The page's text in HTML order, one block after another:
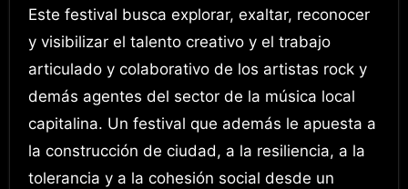
Este festival busca explorar, exaltar, reconocer
y visibilizar el talento creativo y el trabajo
articulado y colaborativo de los artistas rock y
demás agentes del sector de la música local
capitalina. Un festival que además le apuesta a
la construcción de ciudad, a la resiliencia, a la
tolerancia y a la cohesión social desde un